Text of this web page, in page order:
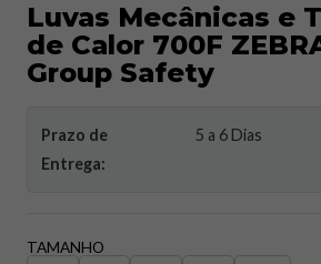
Luvas Mecânicas e
de Calor 700F
Group Safety
Prazo de
Entrega:
5 a 6 Dias
TAMANHO